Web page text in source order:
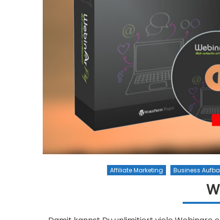
Affiliate Marketing Business